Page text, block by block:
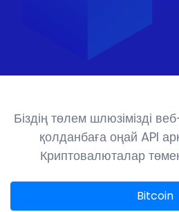
Біздің төлем шлюзімізді
қолданбаға оңай API
Криптовалюталар
Bitcoin